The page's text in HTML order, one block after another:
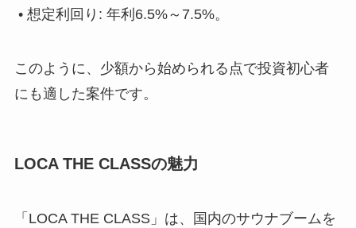
• 想定利回り: 年利6.5%～7.5%。
このように、少額から始められる点で投資初心者
にも適した案件です。
LOCA THE CLASSの魅力
「LOCA THE CLASS」は、国内のサウナブームを